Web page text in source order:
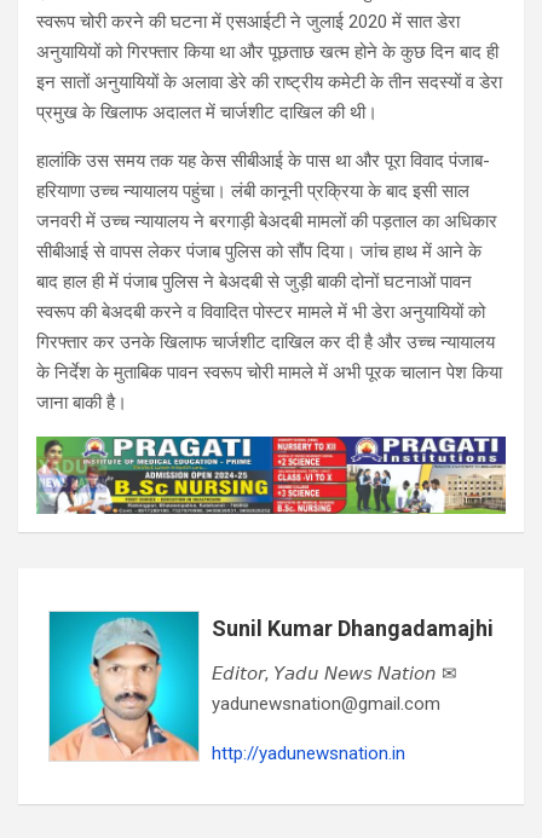
स्वरूप चोरी करने की घटना में एसआईटी ने जुलाई 2020 में सात डेरा
अनुयायियों को गिरफ्तार किया था और पूछताछ खत्म होने के कुछ दिन बाद ही
इन सातों अनुयायियों के अलावा डेरे की राष्ट्रीय कमेटी के तीन सदस्यों व डेरा
प्रमुख के खिलाफ अदालत में चार्जशीट दाखिल की थी।
हालांकि उस समय तक यह केस सीबीआई के पास था और पूरा विवाद पंजाब-
हरियाणा उच्च न्यायालय पहुंचा। लंबी कानूनी प्रक्रिया के बाद इसी साल
जनवरी में उच्च न्यायालय ने बरगाड़ी बेअदबी मामलों की पड़ताल का अधिकार
सीबीआई से वापस लेकर पंजाब पुलिस को सौंप दिया। जांच हाथ में आने के
बाद हाल ही में पंजाब पुलिस ने बेअदबी से जुड़ी बाकी दोनों घटनाओं पावन
स्वरूप की बेअदबी करने व विवादित पोस्टर मामले में भी डेरा अनुयायियों को
गिरफ्तार कर उनके खिलाफ चार्जशीट दाखिल कर दी है और उच्च न्यायालय
के निर्देश के मुताबिक पावन स्वरूप चोरी मामले में अभी पूरक चालान पेश किया
जाना बाकी है।
Sunil Kumar Dhangadamajhi
𝘌𝘥𝘪𝘵𝘰𝘳, 𝘠𝘢𝘥𝘶 𝘕𝘦𝘸𝘴 𝘕𝘢𝘵𝘪𝘰𝘯 ✉
yadunewsnation@gmail.com
http://yadunewsnation.in